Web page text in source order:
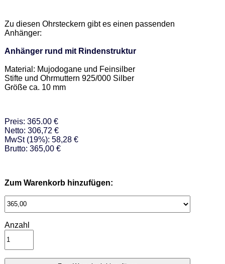
Zu diesen Ohrsteckern gibt es einen passenden
Anhänger:
Anhänger rund mit Rindenstruktur
Material: Mujodogane und Feinsilber
Stifte und Ohrmuttern 925/000 Silber
Größe ca. 10 mm
Preis: 365.00 €
Netto: 306,72 €
MwSt (19%): 58,28 €
Brutto: 365,00 €
Zum Warenkorb hinzufügen:
Anzahl